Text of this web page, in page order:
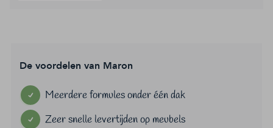
De voordelen van Maron
Meerdere formules onder één dak
Zeer snelle levertijden op meubels